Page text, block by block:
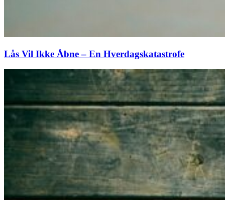
Lås Vil Ikke Åbne – En Hverdagskatastrofe